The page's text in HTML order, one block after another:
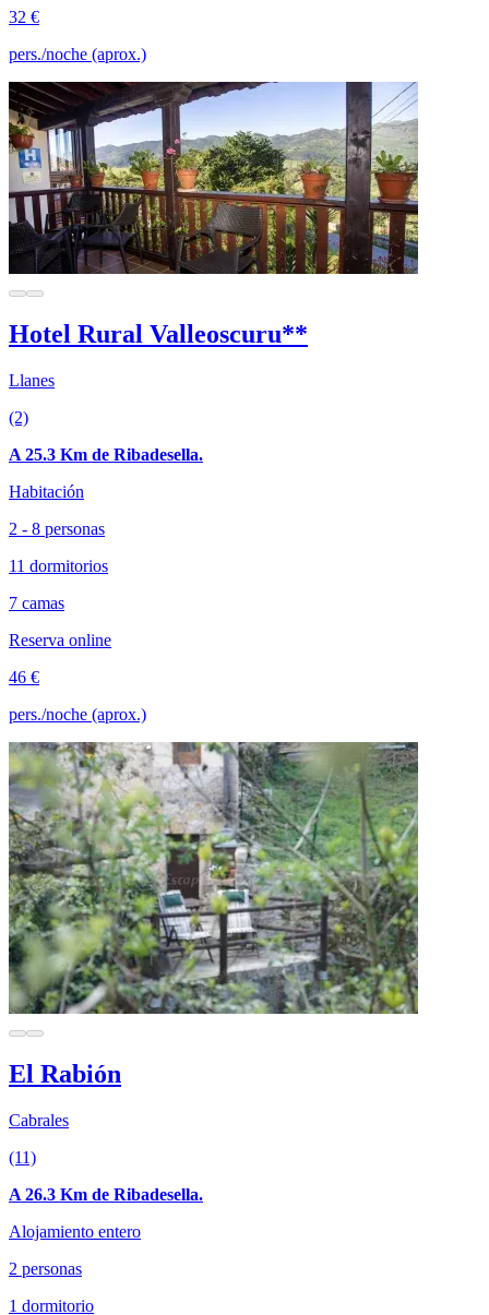
32 €
pers./noche (aprox.)
Hotel Rural Valleoscuru**
Llanes
(2)
A 25.3 Km de Ribadesella.
Habitación
2 - 8 personas
11 dormitorios
7 camas
Reserva online
46 €
pers./noche (aprox.)
El Rabión
Cabrales
(11)
A 26.3 Km de Ribadesella.
Alojamiento entero
2 personas
1 dormitorio